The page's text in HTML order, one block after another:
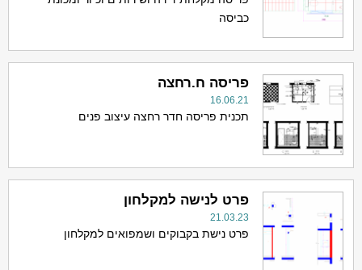
כביסה
פריסה ח.רחצה
16.06.21
תכנית פריסה חדר רחצה עיצוב פנים
פרט לנישה למקלחון
21.03.23
פרט נישת בקבוקים ושמפואים למקלחון